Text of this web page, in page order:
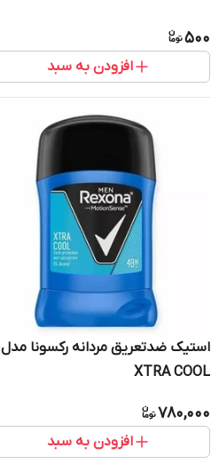
500
افزودن به سبد
استیک ضدتعریق مردانه رکسونا مدل
XTRA COOL
780,000
افزودن به سبد